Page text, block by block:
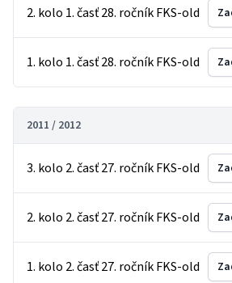
2. kolo 1. časť 28. ročník FKS-old
1. kolo 1. časť 28. ročník FKS-old
2011 / 2012
3. kolo 2. časť 27. ročník FKS-old
2. kolo 2. časť 27. ročník FKS-old
1. kolo 2. časť 27. ročník FKS-old